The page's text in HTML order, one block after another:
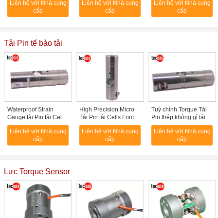
Liên hệ với Nhà cung
cấp
IP65
Liên hệ với Nhà cung
cấp
Với Thấp Hồ sơ di
Liên hệ với Nhà cung
cấp
Tải Pin tế bào tải
Waterproof Strain
Gauge tải Pin tải Cells
IP67 Of Steel không gỉ
Liên hệ với Nhà cung
cấp
High Precision Micro
Tải Pin tải Cells Force
Sensor đo
Liên hệ với Nhà cung
cấp
Tuỳ chỉnh Torque Tải
Pin thép không gỉ tải
kiểm tra di động Đối
với thang máy / cẩu
Liên hệ với Nhà cung
cấp
Lực Torque Sensor